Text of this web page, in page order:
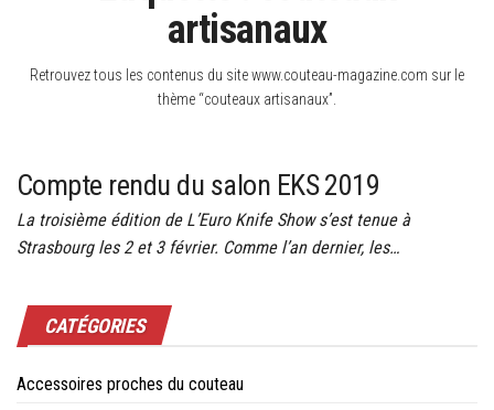
artisanaux
Retrouvez tous les contenus du site www.couteau-magazine.com sur le
thème “couteaux artisanaux”.
Compte rendu du salon EKS 2019
La troisième édition de L’Euro Knife Show s’est tenue à
Strasbourg les 2 et 3 février. Comme l’an dernier, les…
CATÉGORIES
Accessoires proches du couteau